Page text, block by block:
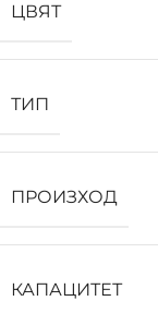
ЦВЯТ
ТИП
ПРОИЗХОД
КАПАЦИТЕТ